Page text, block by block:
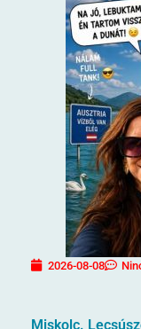
2026-08-08
Miskolc.